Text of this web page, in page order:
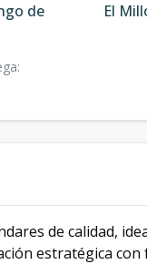
de
El
:
de calidad,
estratégica con